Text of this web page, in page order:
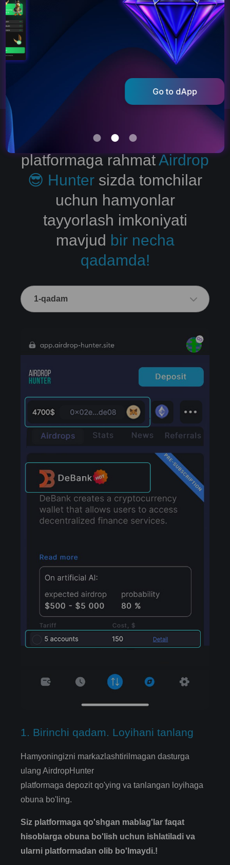
platformaga rahmatAirdrop
😎 Hunter sizda tomchilar
uchun hamyonlar
tayyorlash imkoniyati
mavjud bir necha
qadamda!
1-qadam
1. Birinchi qadam. Loyihani tanlang
Hamyoningizni markazlashtirilmagan dasturga
ulang AirdropHunter
platformaga depozit qo'ying va tanlangan loyihaga
obuna bo'ling.
Siz platformaga qo'shgan mablag'lar faqat
hisoblarga obuna bo'lish uchun ishlatiladi va
ularni platformadan olib bo'lmaydi.!